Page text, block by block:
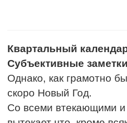
Квартальный
Субъективные заметки
Однако, как грамотно
скоро Новый Год.
Со всеми втекающими